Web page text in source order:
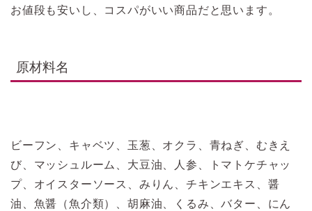
お値段も安いし、コスパがいい商品だと思います。
原材料名
ビーフン、キャベツ、玉葱、オクラ、青ねぎ、むきえ
び、マッシュルーム、大豆油、人参、トマトケチャッ
プ、オイスターソース、みりん、チキンエキス、醤
油、魚醤（魚介類）、胡麻油、くるみ、バター、にん